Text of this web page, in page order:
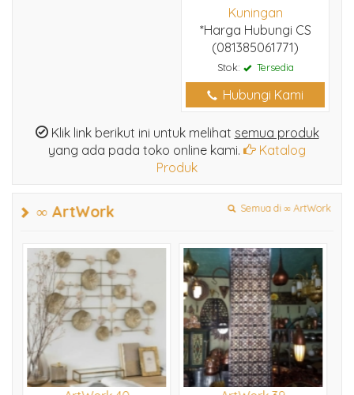
Kuningan
*Harga Hubungi CS
(081385061771)
Stok: Tersedia
Hubungi Kami
Klik link berikut ini untuk melihat semua produk
yang ada pada toko online kami.
Katalog
Produk
∞ ArtWork Semua di ∞ ArtWork